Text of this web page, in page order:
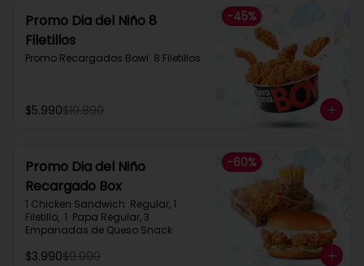
-45%
Promo Dia del Niño 8
Filetillos​
Promo Recargados Bowl  8 Filetillos
$5.990$10.890
-60%
Promo Dia del Niño
Recargado Box​
1 Chicken Sandwich  Regular, 1
Filetillo,  1  Papa Regular, 3
Empanadas de Queso Snack
$3.990$9.990